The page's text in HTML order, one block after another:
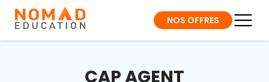
NOS OFFRES
CAP AGENT